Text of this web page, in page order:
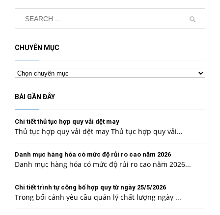
CHUYÊN MỤC
Chuyên
mục
BÀI GẦN ĐÂY
Chi tiết thủ tục hợp quy vải dệt may
Thủ tục hợp quy vải dệt may Thủ tục hợp quy vải...
Danh mục hàng hóa có mức độ rủi ro cao năm 2026
Danh mục hàng hóa có mức độ rủi ro cao năm 2026...
Chi tiết trình tự công bố hợp quy từ ngày 25/5/2026
Trong bối cảnh yêu cầu quản lý chất lượng ngày ...